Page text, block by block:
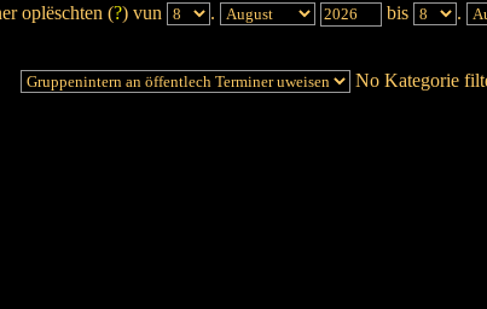
oplëschten (?) vun . bis .
No Kategorie